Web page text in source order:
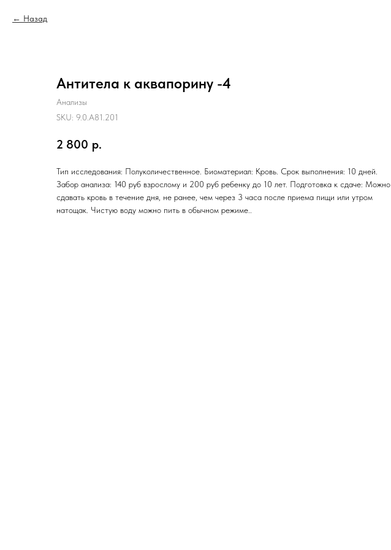
Назад
Антитела к аквапорину -4
Анализы
SKU: 9.0.A81.201
2 800 р.
Тип исследования: Полуколичественное. Биоматериал: Кровь. Срок выполнения: 10 дней.
Забор анализа: 140 руб взрослому и 200 руб ребенку до 10 лет. Подготовка к сдаче: Можно
сдавать кровь в течение дня, не ранее, чем через 3 часа после приема пищи или утром
натощак. Чистую воду можно пить в обычном режиме..